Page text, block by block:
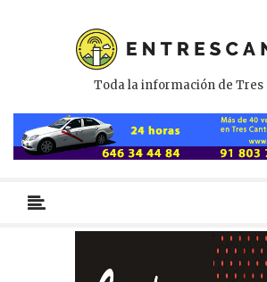
Toda la información de Tres
primario